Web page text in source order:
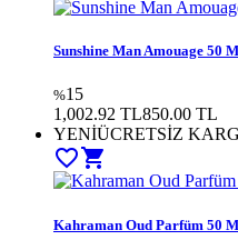
Sunshine Man Amouage 50
%15
1,002.92 TL850.00 TL
YENİÜCRETSİZ
favorite_border shopping_cart
Kahraman Oud Parfüm 50